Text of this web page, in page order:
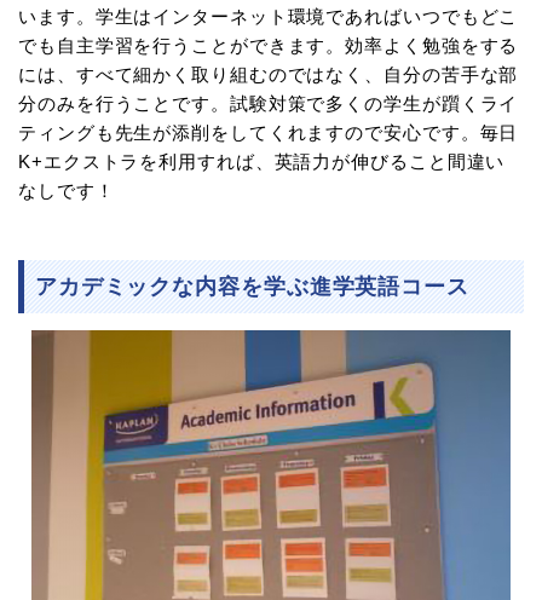
います。学生はインターネット環境であればいつでもどこ
でも自主学習を行うことができます。効率よく勉強をする
には、すべて細かく取り組むのではなく、自分の苦手な部
分のみを行うことです。試験対策で多くの学生が躓くライ
ティングも先生が添削をしてくれますので安心です。毎日
K+エクストラを利用すれば、英語力が伸びること間違い
なしです！
アカデミックな内容を学ぶ進学英語コース